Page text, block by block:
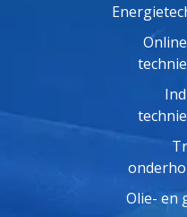
Olie- en